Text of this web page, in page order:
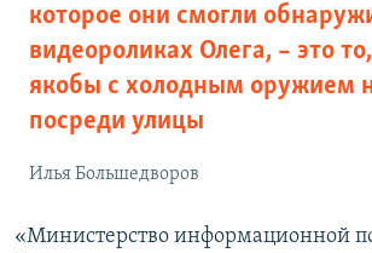
которое они смогли
видеороликах Олега, – это
якобы с холодным оружием
посреди улицы
Илья Большедворов
«Министерство информационной